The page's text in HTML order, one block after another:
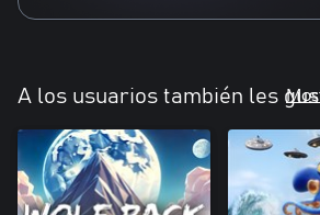
A los usuarios también les